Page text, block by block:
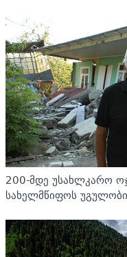
200-მდე უსახლკარო
სახელმწიფოს